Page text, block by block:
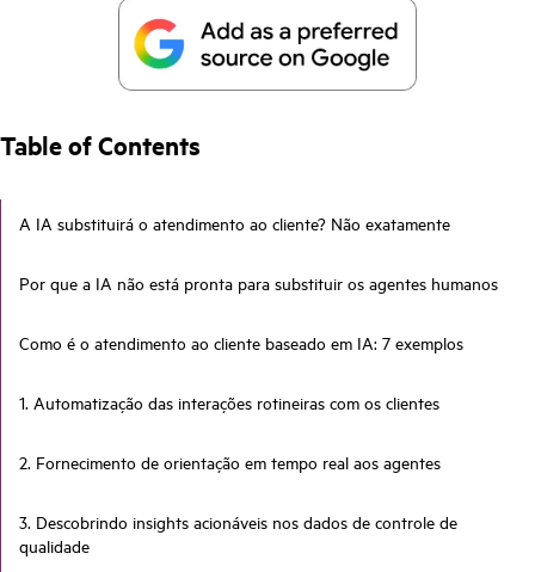
Table of Contents
A IA substituirá o atendimento ao cliente? Não exatamente
Por que a IA não está pronta para substituir os agentes humanos
Como é o atendimento ao cliente baseado em IA: 7 exemplos
1. Automatização das interações rotineiras com os clientes
2. Fornecimento de orientação em tempo real aos agentes
3. Descobrindo insights acionáveis nos dados de controle de
qualidade